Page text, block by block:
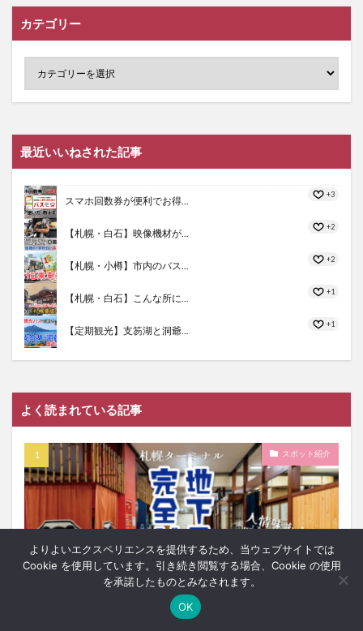
カテゴリー
最近いいねされた記事
スマホ回数券が便利でお得...
+3
【札幌・白石】映像機材が...
+2
【札幌・小樽】市内のバス...
+2
【札幌・白石】こんな所に...
+1
【定期観光】支笏湖と洞爺...
+1
よく読まれている記事
スポット紹介
メニュー
よりよいエクスペリエンスを提供するため、当ウェブサイトでは
Cookie を使用しています。引き続き閲覧する場合、Cookie の使用
を承諾したものとみなされます。
OK